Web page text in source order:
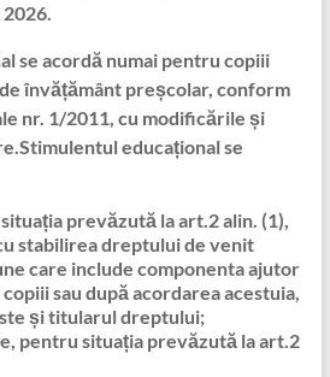
se acordă numai pentru copiii
învățământ preșcolar, conform
nr. 1/2011, cu modificările și
educațional se
prevăzută la art.2 alin. (1),
stabilirea dreptului de venit
care include componenta ajutor
sau după acordarea acestuia,
și titularul dreptului;
pentru situația prevăzută la art.2